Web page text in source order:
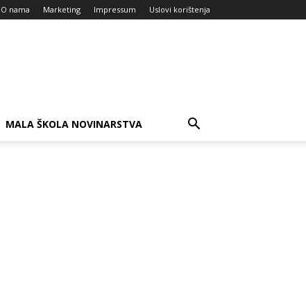
O nama Marketing Impressum Uslovi korištenja
MALA ŠKOLA NOVINARSTVA